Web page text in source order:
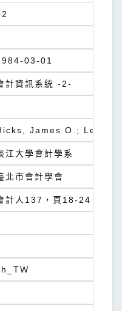
03-01
計資訊系統 -2-
James O.;
江大學會計學系
北市會計學會
計人137，頁18-24